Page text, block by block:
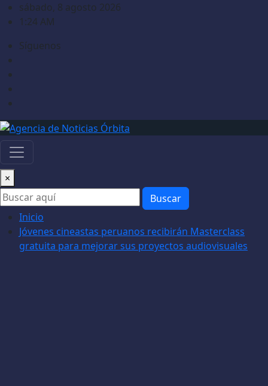
Saltarsábado, 8 agosto 2026
1:24 AM
Síguenos
×
Buscar
Inicio
Jóvenes cineastas peruanos recibirán Masterclass
gratuita para mejorar sus proyectos audiovisuales